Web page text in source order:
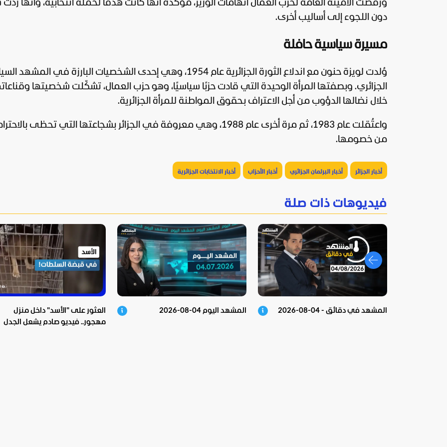
ورفضت الأمينة العامة لحزب العمال اتهامات الوزير، مؤكدة أنها كانت هدفًا لحملة انتخابية، وأنها ردّت
دون اللجوء إلى أساليب أخرى.
مسيرة سياسية حافلة
وُلدت لويزة حنون مع اندلاع الثورة الجزائرية عام 1954، وهي إحدى الشخصيات البارزة في المشهد
الجزائري. وبصفتها المرأة الوحيدة التي قادت حزبًا سياسيًا، وهو حزب العمال، تشكّلت شخصيتها
خلال نضالها الدؤوب من أجل الاعتراف بحقوق المواطنة للمرأة الجزائرية.
واعتُقلت عام 1983، ثم مرة أخرى عام 1988، وهي معروفة في الجزائر بشجاعتها التي تحظى
من خصومها.
أخبار الجزائر أخبار البرلمان الجزائري أخبار الأحزاب أخبار الانتخابات الجزائرية
فيديوهات ذات صلة
المشهد في دقائق - 04-08-2026 المشهد اليوم 04-08-2026
العثور على "الأسد" داخل منزل
مهجور.. فيديو صادم يشعل الجدل